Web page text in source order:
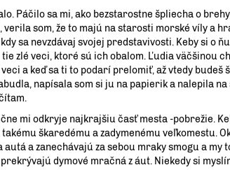
Páčilo sa mi, ako bezstarostne špliecha o
verila som, že to majú na starosti morské víly a
sa nevzdávaj svojej predstavivosti. Keby si o
zlé veci, ktoré sú ich obalom. Ľudia väčšinou
a keď sa ti to podarí prelomiť, až vtedy budeš
napísala som si ju na papierik a nalepila
mi odkryje najkrajšiu časť mesta -pobrežie.
škaredému a zadymenému veľkomestu.
a zanechávajú za sebou mraky smogu a my
dymové mračná z áut. Niekedy si